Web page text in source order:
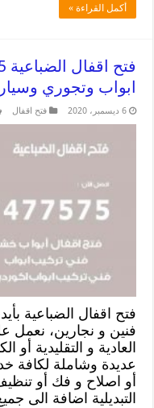
أكمل القراءة »
ابواب وتجوري
6 ديسمبر، 2020 فتح اقفال
فتح اقفال الضباعية
فنين و نجارين، نعمل
العادية و التقليدية أو
عديدة وشاملة لكافة
أو اصلاح و فك أو
التبديلية اضافة الى